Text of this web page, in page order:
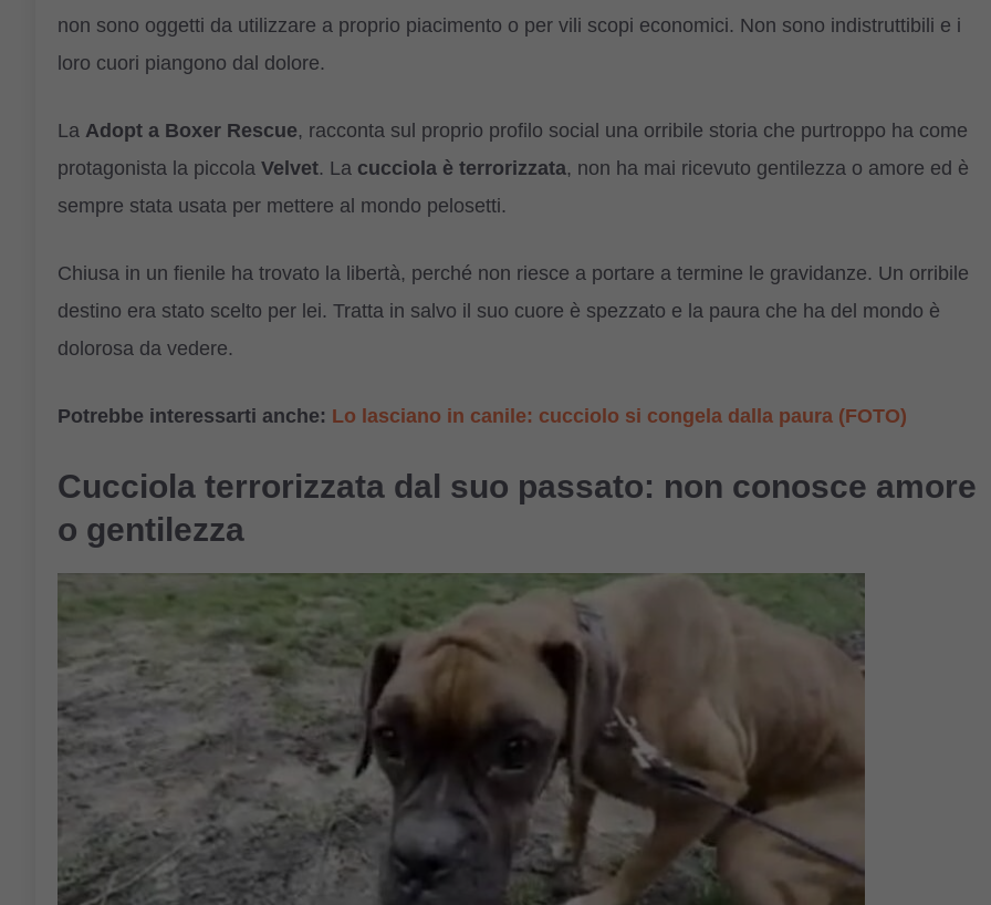
non sono oggetti da utilizzare a proprio piacimento o per vili scopi economici. Non sono indistruttibili e i
loro cuori piangono dal dolore.
La Adopt a Boxer Rescue, racconta sul proprio profilo social una orribile storia che purtroppo ha come
protagonista la piccola Velvet. La cucciola è terrorizzata, non ha mai ricevuto gentilezza o amore ed è
sempre stata usata per mettere al mondo pelosetti.
Chiusa in un fienile ha trovato la libertà, perché non riesce a portare a termine le gravidanze. Un orribile
destino era stato scelto per lei. Tratta in salvo il suo cuore è spezzato e la paura che ha del mondo è
dolorosa da vedere.
Potrebbe interessarti anche: Lo lasciano in canile: cucciolo si congela dalla paura (FOTO)
Cucciola terrorizzata dal suo passato: non conosce amore
o gentilezza